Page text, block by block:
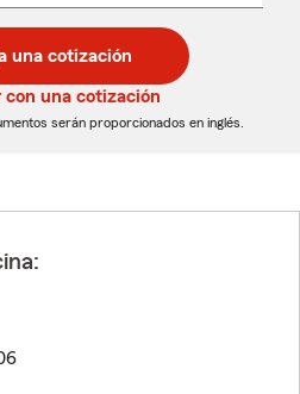
una cotización
una cotización
serán proporcionados en inglés.